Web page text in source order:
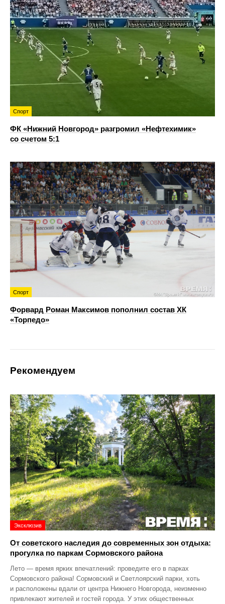
Спорт
ФК «Нижний Новгород» разгромил «Нефтехимик»
со счетом 5:1
Спорт
Форвард Роман Максимов пополнил состав ХК
«Торпедо»
Рекомендуем
Эксклюзив
От советского наследия до современных зон отдыха:
прогулка по паркам Сормовского района
Лето — время ярких впечатлений: проведите его в парках
Сормовского района! Сормовский и Светлоярский парки, хоть
и расположены вдали от центра Нижнего Новгорода, неизменно
привлекают жителей и гостей города. У этих общественных